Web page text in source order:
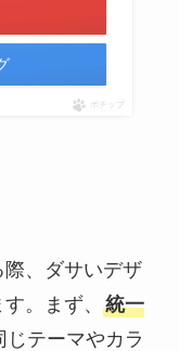
ポチップ
、ダサいデザ
。まず、 統一
テーマやカラ